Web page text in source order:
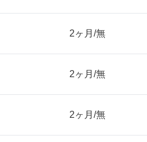
2ヶ月/無
2ヶ月/無
2ヶ月/無